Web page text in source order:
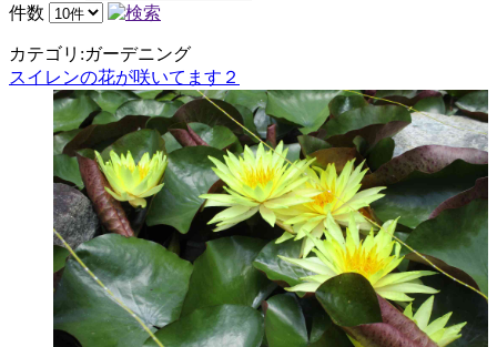
件数
カテゴリ:ガーデニング
スイレンの花が咲いてます２